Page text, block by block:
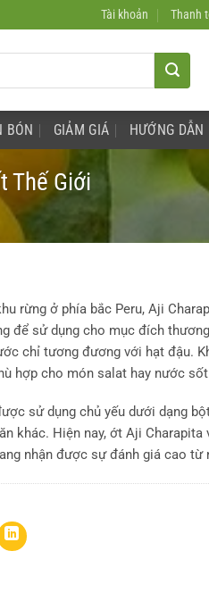
Tài khoản Thanh
BÓN GIẢM GIÁ HƯỚNG DẪN
Thế Giới
rừng ở phía bắc Peru, Aji
để sử dụng cho mục đích
chỉ tương đương với hạt đậu.
hợp cho món salat hay nước
sử dụng chủ yếu dưới dạng
khác. Hiện nay, ớt Aji
nhận được sự đánh giá cao từ